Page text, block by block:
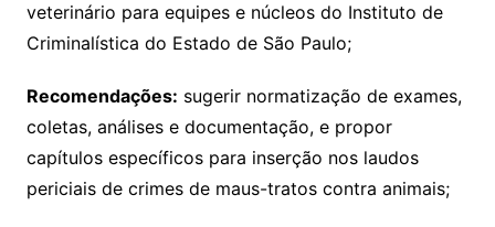
veterinário para equipes e núcleos do Instituto de
Criminalística do Estado de São Paulo;
Recomendações: sugerir normatização de exames,
coletas, análises e documentação, e propor
capítulos específicos para inserção nos laudos
periciais de crimes de maus-tratos contra animais;